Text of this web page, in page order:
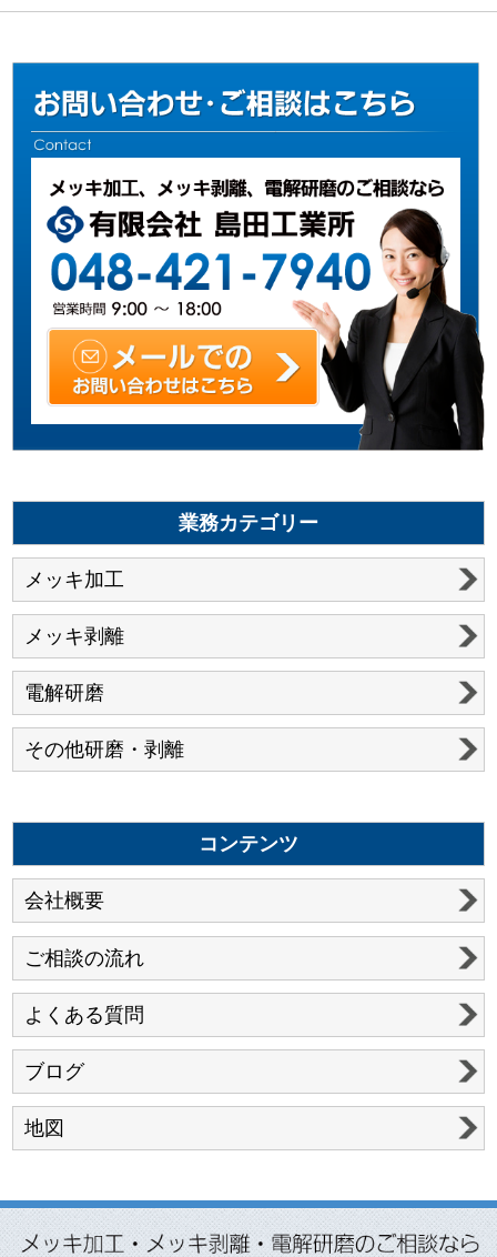
業務カテゴリー
メッキ加工
メッキ剥離
電解研磨
その他研磨・剥離
コンテンツ
会社概要
ご相談の流れ
よくある質問
ブログ
地図